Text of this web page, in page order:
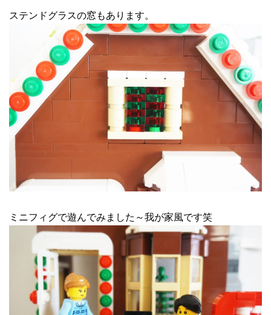
ステンドグラスの窓もあります。
ミニフィグで遊んでみました～我が家風です笑